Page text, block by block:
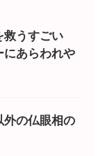
救うすごい
にあらわれや
外の仏眼相の